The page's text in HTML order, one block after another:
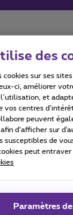
© 2026
info
des
cookies sur ses
ci, améliorer
et
vos centres
peuvent
d’afficher sur
susceptibles de
peut
Paramètres